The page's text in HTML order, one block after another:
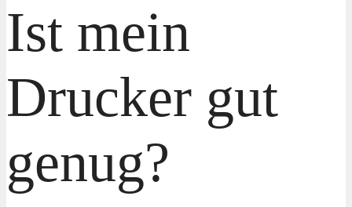
Ist mein
Drucker gut
genug?